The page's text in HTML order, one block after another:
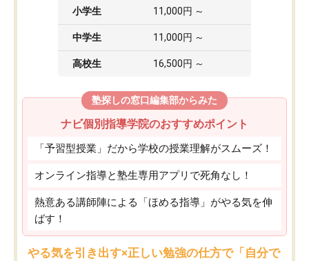
小学生 11,000円 ～
中学生 11,000円 ～
高校生 16,500円 ～
塾探しの窓口編集部からみた
ナビ個別指導学院のおすすめポイント
「予習型授業」だから学校の授業理解がスムーズ！
オンライン指導と塾生専用アプリで死角なし！
熱意ある講師陣による「ほめる指導」がやる気を伸
ばす！
やる気を引き出す×正しい勉強の仕方で「自分で